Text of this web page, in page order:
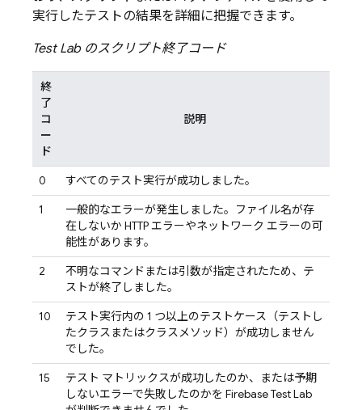
実行したテストの結果を詳細に把握できます。
Test Labのスクリプト終了コード
終
了
コ
ー
ド
説明
0
すべてのテスト実行が成功しました。
1
一般的なエラーが発生しました。ファイル名が存
在しないか HTTP エラーやネットワーク エラーの可
能性があります。
2
不明なコマンドまたは引数が指定されたため、テ
ストが終了しました。
10
テスト実行内の 1 つ以上のテストケース（テストし
たクラスまたはクラスメソッド）が成功しません
でした。
15
テスト マトリックスが成功したのか、または予期
しないエラーで失敗したのかを Firebase Test Lab